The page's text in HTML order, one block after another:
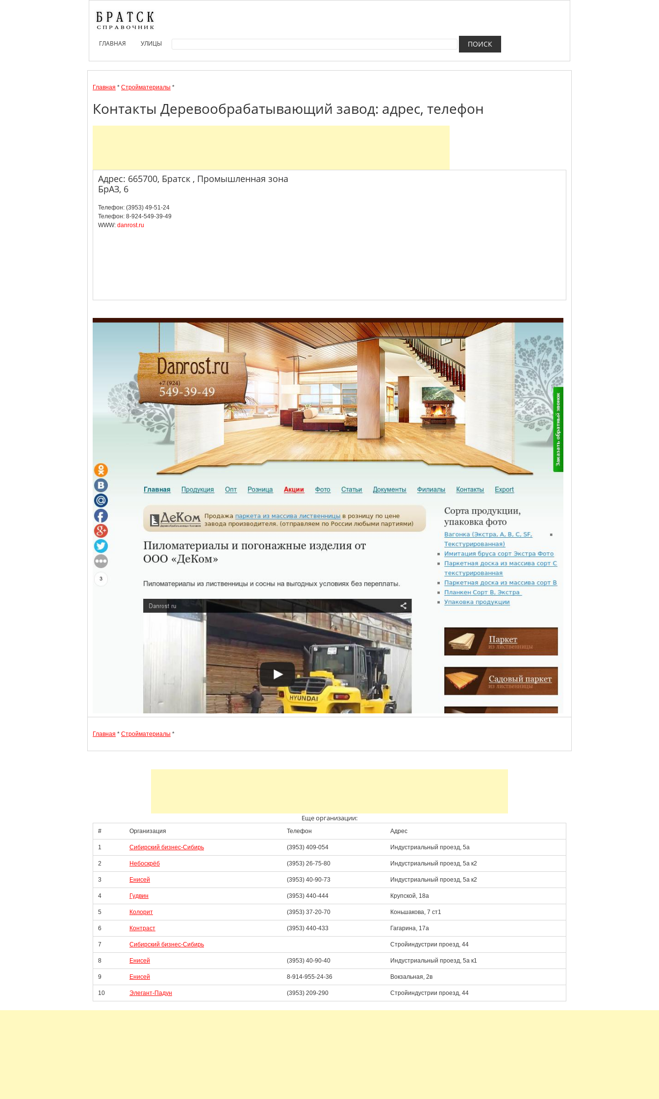
ГЛАВНАЯ УЛИЦЫ
Главная * Стройматериалы *
Контакты Деревообрабатывающий завод: адрес, телефон
Адрес: 665700, Братск , Промышленная зона
БрАЗ, 6
Телефон: (3953) 49-51-24
Телефон: 8-924-549-39-49
WWW: danrost.ru
Главная * Стройматериалы *
Еще организации:
# Организация Телефон Адрес
1 Сибирский бизнес-Сибирь (3953) 409-054 Индустриальный проезд, 5а
2 Небоскрёб (3953) 26-75-80 Индустриальный проезд, 5а к2
3 Енисей (3953) 40-90-73 Индустриальный проезд, 5а к2
4 Гудвин (3953) 440-444 Крупской, 18а
5 Колорит (3953) 37-20-70 Коньшакова, 7 ст1
6 Контраст (3953) 440-433 Гагарина, 17а
7 Сибирский бизнес-Сибирь Стройиндустрии проезд, 44
8 Енисей (3953) 40-90-40 Индустриальный проезд, 5а к1
9 Енисей 8-914-955-24-36 Вокзальная, 2в
10 Элегант-Падун (3953) 209-290 Стройиндустрии проезд, 44